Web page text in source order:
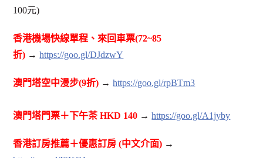
100元)
香港機場快線單程、來回車票(72~85
折) →https://goo.gl/DJdzwY
澳門塔空中漫步(9折) →https://goo.gl/rpBTm3
澳門塔門票＋下午茶 HKD 140 →https://goo.gl/A1jyby
香港訂房推薦＋優惠訂房 (中文介面) →